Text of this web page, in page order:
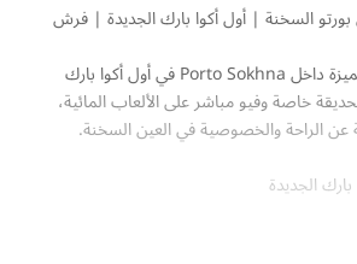
بورتو السخنة | أول أكوا بارك الجديدة | فرش
استمتع بإقامة صيفية مميزة داخل Porto Sokhna في أول أكوا بارك
خاصة وفيو مباشر على الألعاب المائية،
عن الراحة والخصوصية في العين السخنة.
الجديدة